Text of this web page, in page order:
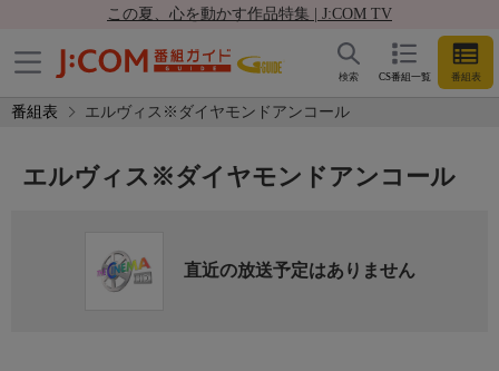
この夏、心を動かす作品特集 | J:COM TV
CS番組一覧 番組表
検索
番組表 エルヴィス※ダイヤモンドアンコール
エルヴィス※ダイヤモンドアンコール
直近の放送予定はありません